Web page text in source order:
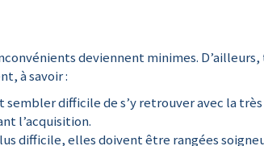
deviennent minimes.
à savoir :
difficile de s’y retrouver avec la
l’acquisition.
difficile, elles doivent être rangées